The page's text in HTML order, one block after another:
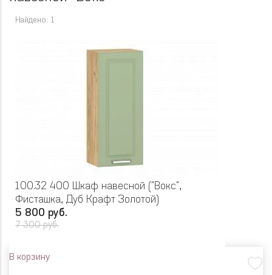
Найдено: 1
100.32 400 Шкаф навесной ("Вокс",
Фисташка, Дуб Крафт Золотой)
5 800 руб.
7 300 руб.
В корзину